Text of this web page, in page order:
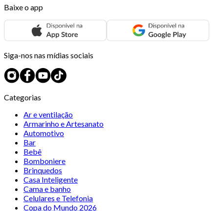
Baixe o app
Siga-nos nas mídias sociais
Categorias
Ar e ventilação
Armarinho e Artesanato
Automotivo
Bar
Bebê
Bomboniere
Brinquedos
Casa Inteligente
Cama e banho
Celulares e Telefonia
Copa do Mundo 2026